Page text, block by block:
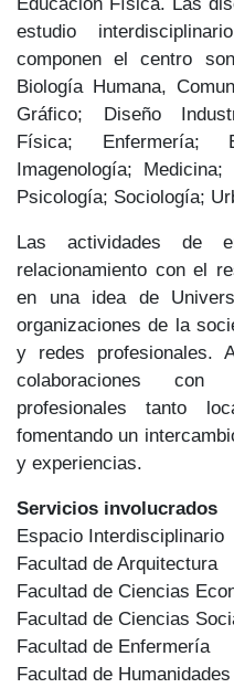
estudio
componen el centro
Biología Humana,
Gráfico; Diseño
Física; Enfermería;
Imagenología;
Psicología; Sociología;
Las actividades de
relacionamiento con el
en una idea de
organizaciones de la
y redes profesionales.
colaboraciones
profesionales tanto
fomentando un
y experiencias.
Servicios involucrados
Espacio Interdisciplinario
Facultad de Arquitectura
Facultad de Ciencias
Facultad de Ciencias
Facultad de Enfermería
Facultad de